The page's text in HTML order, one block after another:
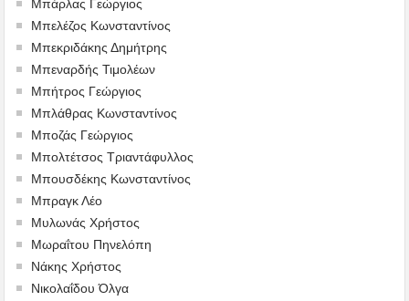
Μπάρλας Γεώργιος
Μπελέζος Κωνσταντίνος
Μπεκριδάκης Δημήτρης
Μπεναρδής Τιμολέων
Μπήτρος Γεώργιος
Μπλάθρας Κωνσταντίνος
Μποζάς Γεώργιος
Μπολτέτσος Τριαντάφυλλος
Μπουσδέκης Κωνσταντίνος
Μπραγκ Λέο
Μυλωνάς Χρήστος
Μωραΐτου Πηνελόπη
Νάκης Χρήστος
Νικολαΐδου Όλγα